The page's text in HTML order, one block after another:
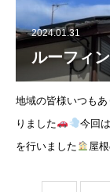
2024.01.31
ルーフィ
地域の皆様いつも
りました
今回
を行いました
屋